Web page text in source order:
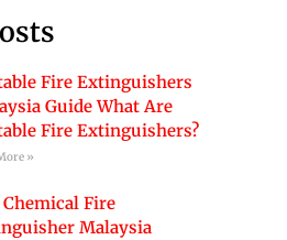
Fire Extinguishers
Guide What Are
Fire Extinguishers?
»
Chemical Fire
Malaysia